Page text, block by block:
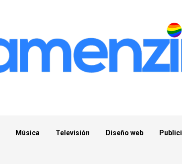
Música Televisión Diseño web